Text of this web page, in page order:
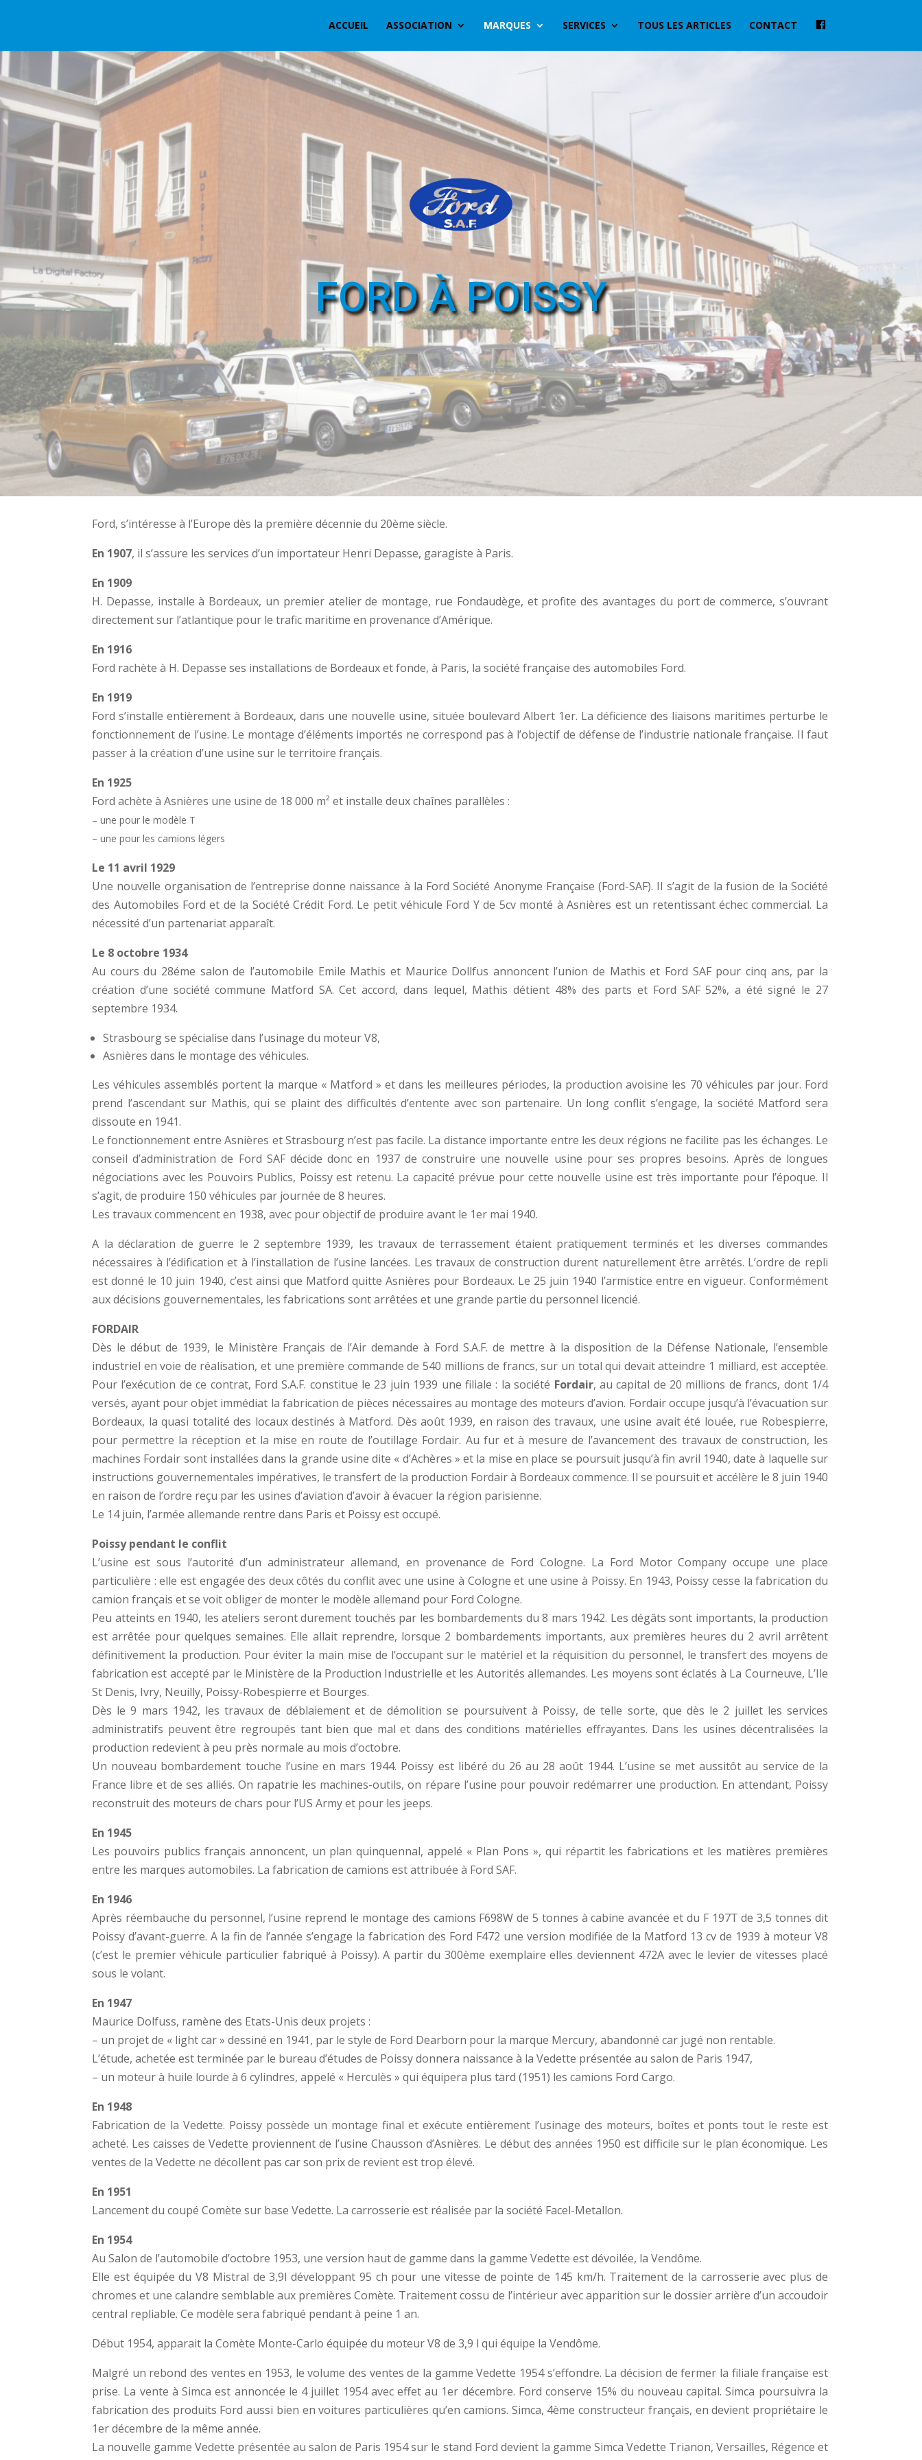
ACCUEIL ASSOCIATION MARQUES SERVICES TOUS LES ARTICLES CONTACT
FORD À POISSY
Ford, s’intéresse à l’Europe dès la première décennie du 20ème siècle.
En 1907, il s’assure les services d’un importateur Henri Depasse, garagiste à Paris.
En 1909
H. Depasse, installe à Bordeaux, un premier atelier de montage, rue Fondaudège, et profite des avantages du port de commerce, s’ouvrant
directement sur l’atlantique pour le trafic maritime en provenance d’Amérique.
En 1916
Ford rachète à H. Depasse ses installations de Bordeaux et fonde, à Paris, la société française des automobiles Ford.
En 1919
Ford s’installe entièrement à Bordeaux, dans une nouvelle usine, située boulevard Albert 1er. La déficience des liaisons maritimes perturbe le
fonctionnement de l’usine. Le montage d’éléments importés ne correspond pas à l’objectif de défense de l’industrie nationale française. Il faut
passer à la création d’une usine sur le territoire français.
En 1925
Ford achète à Asnières une usine de 18 000 m² et installe deux chaînes parallèles :
– une pour le modèle T
– une pour les camions légers
Le 11 avril 1929
Une nouvelle organisation de l’entreprise donne naissance à la Ford Société Anonyme Française (Ford-SAF). Il s’agit de la fusion de la Société
des Automobiles Ford et de la Société Crédit Ford. Le petit véhicule Ford Y de 5cv monté à Asnières est un retentissant échec commercial. La
nécessité d’un partenariat apparaît.
Le 8 octobre 1934
Au cours du 28éme salon de l’automobile Emile Mathis et Maurice Dollfus annoncent l’union de Mathis et Ford SAF pour cinq ans, par la
création d’une société commune Matford SA. Cet accord, dans lequel, Mathis détient 48% des parts et Ford SAF 52%, a été signé le 27
septembre 1934.
Strasbourg se spécialise dans l’usinage du moteur V8,
Asnières dans le montage des véhicules.
Les véhicules assemblés portent la marque « Matford » et dans les meilleures périodes, la production avoisine les 70 véhicules par jour. Ford
prend l’ascendant sur Mathis, qui se plaint des difficultés d’entente avec son partenaire. Un long conflit s’engage, la société Matford sera
dissoute en 1941.
Le fonctionnement entre Asnières et Strasbourg n’est pas facile. La distance importante entre les deux régions ne facilite pas les échanges. Le
conseil d’administration de Ford SAF décide donc en 1937 de construire une nouvelle usine pour ses propres besoins. Après de longues
négociations avec les Pouvoirs Publics, Poissy est retenu. La capacité prévue pour cette nouvelle usine est très importante pour l’époque. Il
s’agit, de produire 150 véhicules par journée de 8 heures.
Les travaux commencent en 1938, avec pour objectif de produire avant le 1er mai 1940.
A la déclaration de guerre le 2 septembre 1939, les travaux de terrassement étaient pratiquement terminés et les diverses commandes
nécessaires à l’édification et à l’installation de l’usine lancées. Les travaux de construction durent naturellement être arrêtés. L’ordre de repli
est donné le 10 juin 1940, c’est ainsi que Matford quitte Asnières pour Bordeaux. Le 25 juin 1940 l’armistice entre en vigueur. Conformément
aux décisions gouvernementales, les fabrications sont arrêtées et une grande partie du personnel licencié.
FORDAIR
Dès le début de 1939, le Ministère Français de l’Air demande à Ford S.A.F. de mettre à la disposition de la Défense Nationale, l’ensemble
industriel en voie de réalisation, et une première commande de 540 millions de francs, sur un total qui devait atteindre 1 milliard, est acceptée.
Pour l’exécution de ce contrat, Ford S.A.F. constitue le 23 juin 1939 une filiale : la société Fordair, au capital de 20 millions de francs, dont 1/4
versés, ayant pour objet immédiat la fabrication de pièces nécessaires au montage des moteurs d’avion. Fordair occupe jusqu’à l’évacuation sur
Bordeaux, la quasi totalité des locaux destinés à Matford. Dès août 1939, en raison des travaux, une usine avait été louée, rue Robespierre,
pour permettre la réception et la mise en route de l’outillage Fordair. Au fur et à mesure de l’avancement des travaux de construction, les
machines Fordair sont installées dans la grande usine dite « d’Achères » et la mise en place se poursuit jusqu’à fin avril 1940, date à laquelle sur
instructions gouvernementales impératives, le transfert de la production Fordair à Bordeaux commence. Il se poursuit et accélère le 8 juin 1940
en raison de l’ordre reçu par les usines d’aviation d’avoir à évacuer la région parisienne.
Le 14 juin, l’armée allemande rentre dans Paris et Poissy est occupé.
Poissy pendant le conflit
L’usine est sous l’autorité d’un administrateur allemand, en provenance de Ford Cologne. La Ford Motor Company occupe une place
particulière : elle est engagée des deux côtés du conflit avec une usine à Cologne et une usine à Poissy. En 1943, Poissy cesse la fabrication du
camion français et se voit obliger de monter le modèle allemand pour Ford Cologne.
Peu atteints en 1940, les ateliers seront durement touchés par les bombardements du 8 mars 1942. Les dégâts sont importants, la production
est arrêtée pour quelques semaines. Elle allait reprendre, lorsque 2 bombardements importants, aux premières heures du 2 avril arrêtent
définitivement la production. Pour éviter la main mise de l’occupant sur le matériel et la réquisition du personnel, le transfert des moyens de
fabrication est accepté par le Ministère de la Production Industrielle et les Autorités allemandes. Les moyens sont éclatés à La Courneuve, L’Ile
St Denis, Ivry, Neuilly, Poissy-Robespierre et Bourges.
Dès le 9 mars 1942, les travaux de déblaiement et de démolition se poursuivent à Poissy, de telle sorte, que dès le 2 juillet les services
administratifs peuvent être regroupés tant bien que mal et dans des conditions matérielles effrayantes. Dans les usines décentralisées la
production redevient à peu près normale au mois d’octobre.
Un nouveau bombardement touche l’usine en mars 1944. Poissy est libéré du 26 au 28 août 1944. L’usine se met aussitôt au service de la
France libre et de ses alliés. On rapatrie les machines-outils, on répare l’usine pour pouvoir redémarrer une production. En attendant, Poissy
reconstruit des moteurs de chars pour l’US Army et pour les jeeps.
En 1945
Les pouvoirs publics français annoncent, un plan quinquennal, appelé « Plan Pons », qui répartit les fabrications et les matières premières
entre les marques automobiles. La fabrication de camions est attribuée à Ford SAF.
En 1946
Après réembauche du personnel, l’usine reprend le montage des camions F698W de 5 tonnes à cabine avancée et du F 197T de 3,5 tonnes dit
Poissy d’avant-guerre. A la fin de l’année s’engage la fabrication des Ford F472 une version modifiée de la Matford 13 cv de 1939 à moteur V8
(c’est le premier véhicule particulier fabriqué à Poissy). A partir du 300ème exemplaire elles deviennent 472A avec le levier de vitesses placé
sous le volant.
En 1947
Maurice Dolfuss, ramène des Etats-Unis deux projets :
– un projet de « light car » dessiné en 1941, par le style de Ford Dearborn pour la marque Mercury, abandonné car jugé non rentable.
L’étude, achetée est terminée par le bureau d’études de Poissy donnera naissance à la Vedette présentée au salon de Paris 1947,
– un moteur à huile lourde à 6 cylindres, appelé « Herculès » qui équipera plus tard (1951) les camions Ford Cargo.
En 1948
Fabrication de la Vedette. Poissy possède un montage final et exécute entièrement l’usinage des moteurs, boîtes et ponts tout le reste est
acheté. Les caisses de Vedette proviennent de l’usine Chausson d’Asnières. Le début des années 1950 est difficile sur le plan économique. Les
ventes de la Vedette ne décollent pas car son prix de revient est trop élevé.
En 1951
Lancement du coupé Comète sur base Vedette. La carrosserie est réalisée par la société Facel-Metallon.
En 1954
Au Salon de l’automobile d’octobre 1953, une version haut de gamme dans la gamme Vedette est dévoilée, la Vendôme.
Elle est équipée du V8 Mistral de 3,9l développant 95 ch pour une vitesse de pointe de 145 km/h. Traitement de la carrosserie avec plus de
chromes et une calandre semblable aux premières Comète. Traitement cossu de l’intérieur avec apparition sur le dossier arrière d’un accoudoir
central repliable. Ce modèle sera fabriqué pendant à peine 1 an.
Début 1954, apparait la Comète Monte-Carlo équipée du moteur V8 de 3,9 l qui équipe la Vendôme.
Malgré un rebond des ventes en 1953, le volume des ventes de la gamme Vedette 1954 s’effondre. La décision de fermer la filiale française est
prise. La vente à Simca est annoncée le 4 juillet 1954 avec effet au 1er décembre. Ford conserve 15% du nouveau capital. Simca poursuivra la
fabrication des produits Ford aussi bien en voitures particulières qu’en camions. Simca, 4ème constructeur français, en devient propriétaire le
1er décembre de la même année.
La nouvelle gamme Vedette présentée au salon de Paris 1954 sur le stand Ford devient la gamme Simca Vedette Trianon, Versailles, Régence et